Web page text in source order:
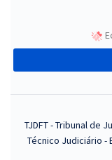
TJDFT - Tribunal de
Técnico Judiciário -